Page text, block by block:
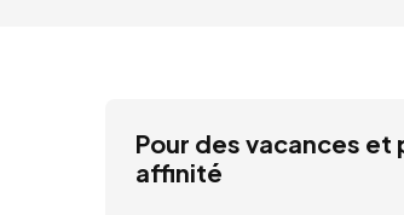
Pour des vacances et
affinité